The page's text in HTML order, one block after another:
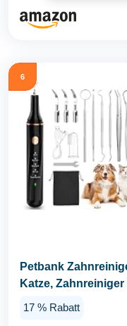
6
Petbank
Katze,
17 % Rabatt